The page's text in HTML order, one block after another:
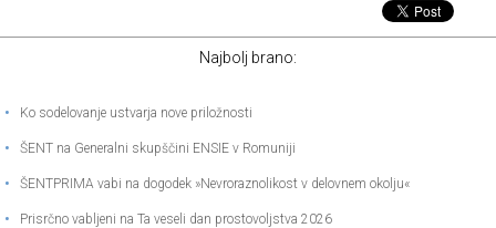
Najbolj brano:
• Ko sodelovanje ustvarja nove priložnosti
• ŠENT na Generalni skupščini ENSIE v Romuniji
• ŠENTPRIMA vabi na dogodek »Nevroraznolikost v delovnem okolju«
• Prisrčno vabljeni na Ta veseli dan prostovoljstva 2026